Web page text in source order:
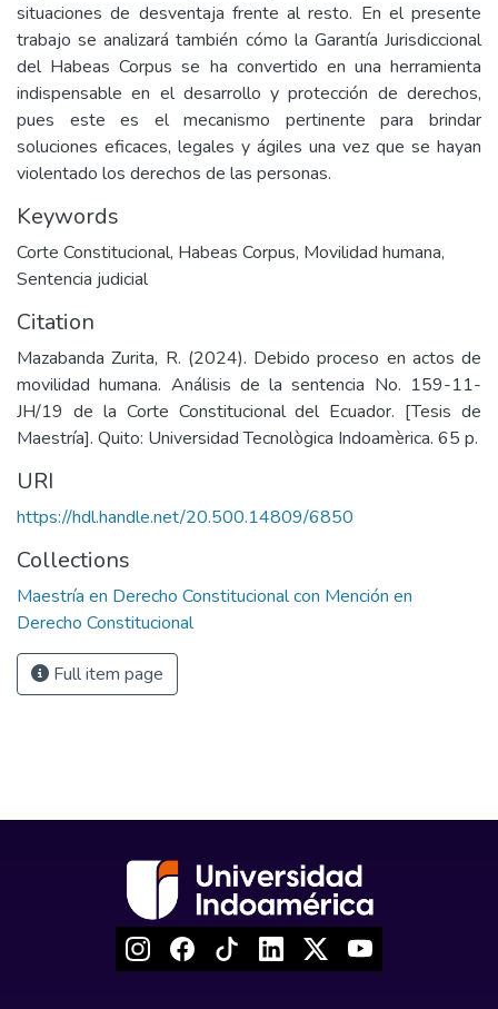
situaciones de desventaja frente al resto. En el presente
trabajo se analizará también cómo la Garantía Jurisdiccional
del Habeas Corpus se ha convertido en una herramienta
indispensable en el desarrollo y protección de derechos,
pues este es el mecanismo pertinente para brindar
soluciones eficaces, legales y ágiles una vez que se hayan
violentado los derechos de las personas.
Keywords
Corte Constitucional, Habeas Corpus, Movilidad humana,
Sentencia judicial
Citation
Mazabanda Zurita, R. (2024). Debido proceso en actos de
movilidad humana. Análisis de la sentencia No. 159-11-
JH/19 de la Corte Constitucional del Ecuador. [Tesis de
Maestría]. Quito: Universidad Tecnològica Indoamèrica. 65 p.
URI
https://hdl.handle.net/20.500.14809/6850
Collections
Maestría en Derecho Constitucional con Mención en
Derecho Constitucional
Full item page